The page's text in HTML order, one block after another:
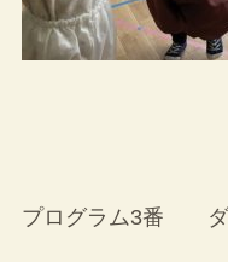
プログラム3番 ダ